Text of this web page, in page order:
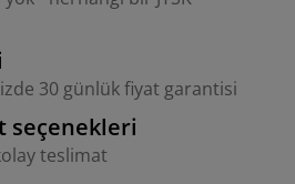
30 günlük fiyat garantisi
seçenekleri
teslimat